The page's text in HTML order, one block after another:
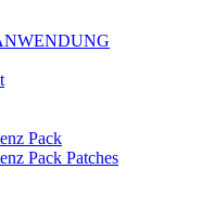
Pack
Pack Patches